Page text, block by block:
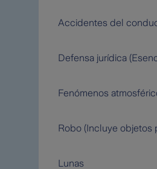
Accidentes del
Defensa jurídica
Fenómenos
Robo (Incluye objetos
Lunas